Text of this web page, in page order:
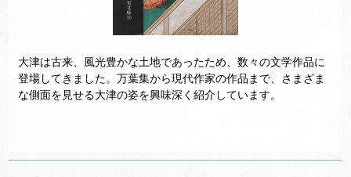
大津は古来、風光豊かな土地であったため、数々の文学作品に
登場してきました。万葉集から現代作家の作品まで、さまざま
な側面を見せる大津の姿を興味深く紹介しています。